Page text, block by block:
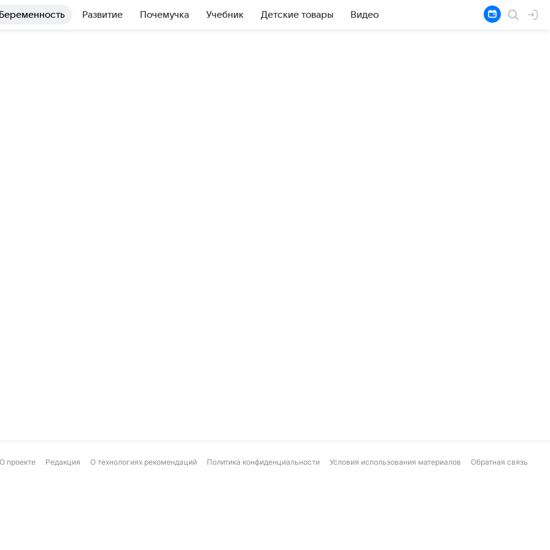
Беременность Развитие Почемучка Учебник Детские товары Видео
О проекте Редакция О технологиях рекомендаций Политика конфиденциальности Условия использования материалов Обратная связь